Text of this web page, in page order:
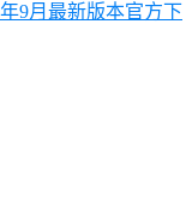
9月最新版本官方下